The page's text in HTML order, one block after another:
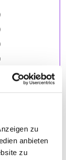
zu
anbieten
zu